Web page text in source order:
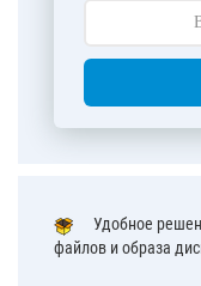
Удобное
файлов и образа